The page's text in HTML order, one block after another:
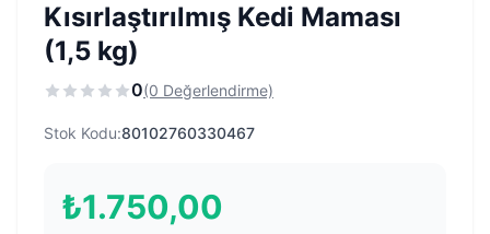
Kısırlaştırılmış Kedi Maması
(1,5 kg)
0(0 Değerlendirme)
Stok Kodu:80102760330467
₺1.750,00